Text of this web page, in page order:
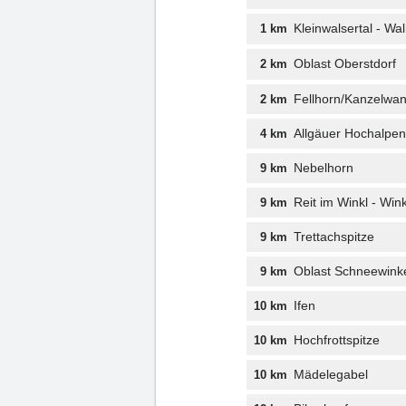
1 km Kleinwalsertal -
2 km Oblast Oberstdorf
2 km Fellhorn/
4 km Allgäuer
9 km Nebelhorn
9 km Reit im Winkl -
9 km Trettachspitze
9 km Oblast
10 km Ifen
10 km Hochfrottspitze
10 km Mädelegabel